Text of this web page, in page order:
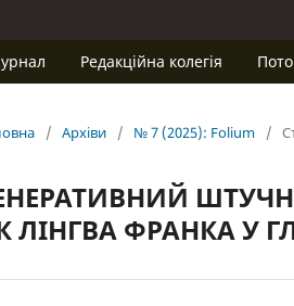
Редакційна колегія
/ Архіви / № 7 (2025): Folium /
ЛІНГВА ФРАНКА У